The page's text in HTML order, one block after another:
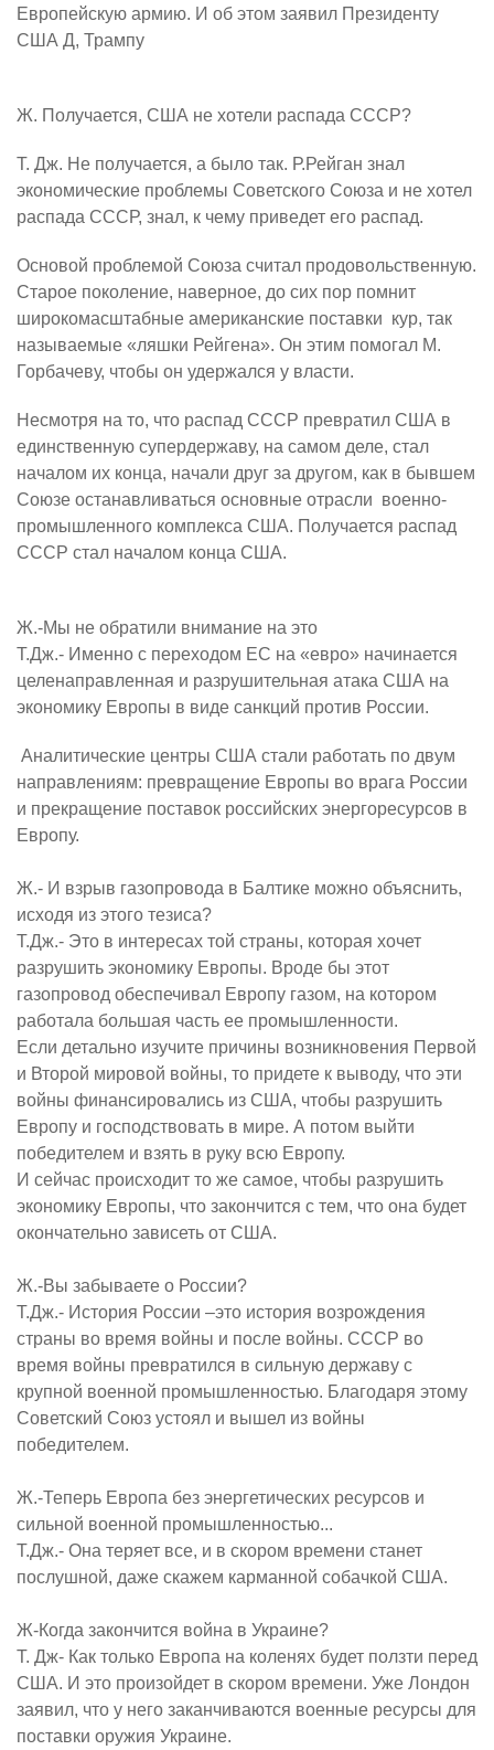
Европейскую армию. И об этом заявил Президенту
США Д, Трампу
Ж. Получается, США не хотели распада СССР?
Т. Дж. Не получается, а было так. Р.Рейган знал
экономические проблемы Советского Союза и не хотел
распада СССР, знал, к чему приведет его распад.
Основой проблемой Союза считал продовольственную.
Старое поколение, наверное, до сих пор помнит
широкомасштабные американские поставки кур, так
называемые «ляшки Рейгена». Он этим помогал М.
Горбачеву, чтобы он удержался у власти.
Несмотря на то, что распад СССР превратил США в
единственную супердержаву, на самом деле, стал
началом их конца, начали друг за другом, как в бывшем
Союзе останавливаться основные отрасли военно-
промышленного комплекса США. Получается распад
СССР стал началом конца США.
Ж.-Мы не обратили внимание на это
Т.Дж.- Именно с переходом ЕС на «евро» начинается
целенаправленная и разрушительная атака США на
экономику Европы в виде санкций против России.
Аналитические центры США стали работать по двум
направлениям: превращение Европы во врага России
и прекращение поставок российских энергоресурсов в
Европу.
Ж.- И взрыв газопровода в Балтике можно объяснить,
исходя из этого тезиса?
Т.Дж.- Это в интересах той страны, которая хочет
разрушить экономику Европы. Вроде бы этот
газопровод обеспечивал Европу газом, на котором
работала большая часть ее промышленности.
Если детально изучите причины возникновения Первой
и Второй мировой войны, то придете к выводу, что эти
войны финансировались из США, чтобы разрушить
Европу и господствовать в мире. А потом выйти
победителем и взять в руку всю Европу.
И сейчас происходит то же самое, чтобы разрушить
экономику Европы, что закончится с тем, что она будет
окончательно зависеть от США.
Ж.-Вы забываете о России?
Т.Дж.- История России –это история возрождения
страны во время войны и после войны. СССР во
время войны превратился в сильную державу с
крупной военной промышленностью. Благодаря этому
Советский Союз устоял и вышел из войны
победителем.
Ж.-Теперь Европа без энергетических ресурсов и
сильной военной промышленностью...
Т.Дж.- Она теряет все, и в скором времени станет
послушной, даже скажем карманной собачкой США.
Ж-Когда закончится война в Украине?
Т. Дж- Как только Европа на коленях будет ползти перед
США. И это произойдет в скором времени. Уже Лондон
заявил, что у него заканчиваются военные ресурсы для
поставки оружия Украине.